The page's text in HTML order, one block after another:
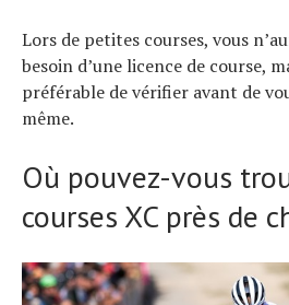
Lors de petites courses, vous
besoin d’une licence de course,
préférable de vérifier avant de
même.
Où pouvez-vous
courses XC près de